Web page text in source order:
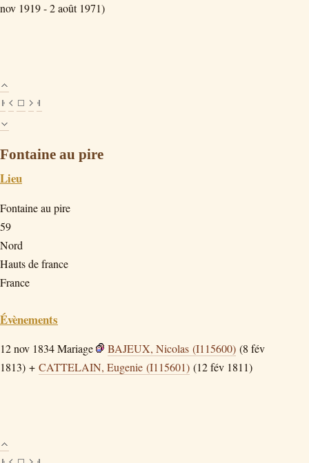
nov 1919 - 2 août 1971)
Fontaine au pire
Lieu
Fontaine au pire
59
Nord
Hauts de france
France
Évènements
12 nov 1834Mariage BAJEUX, Nicolas (I115600) (8 fév
1813) + CATTELAIN, Eugenie (I115601) (12 fév 1811)